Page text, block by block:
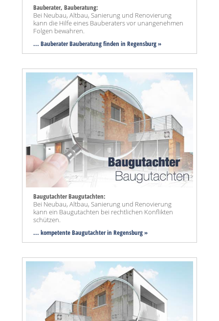
Bauberater, Bauberatung:
Bei Neubau, Altbau, Sanierung und Renovierung
kann die Hilfe eines Bauberaters vor unangenehmen
Folgen bewahren.
... Bauberater Bauberatung finden in Regensburg »
Baugutachter Baugutachten:
Bei Neubau, Altbau, Sanierung und Renovierung
kann ein Baugutachten bei rechtlichen Konflikten
schützen.
... kompetente Baugutachter in Regensburg »